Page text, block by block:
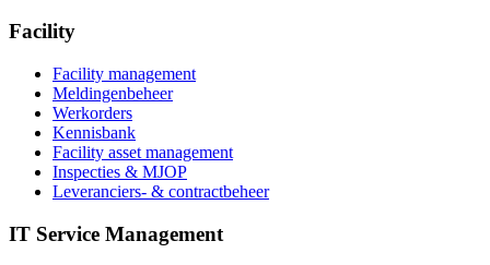
Facility
Facility management
Meldingenbeheer
Werkorders
Kennisbank
Facility asset management
Inspecties & MJOP
Leveranciers- & contractbeheer
IT Service Management